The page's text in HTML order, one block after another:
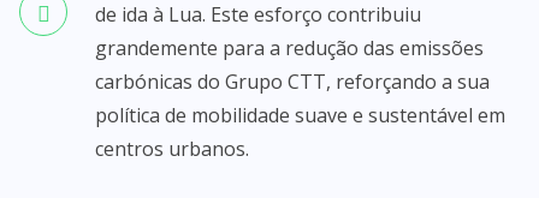
de ida à Lua. Este esforço contribuiu
grandemente para a redução das emissões
carbónicas do Grupo CTT, reforçando a sua
política de mobilidade suave e sustentável em
centros urbanos.